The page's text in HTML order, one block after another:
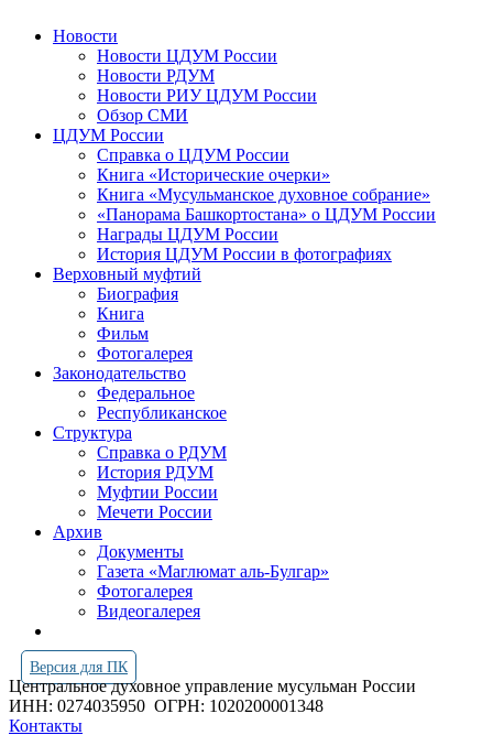
Новости
Новости ЦДУМ России
Новости РДУМ
Новости РИУ ЦДУМ России
Обзор СМИ
ЦДУМ России
Справка о ЦДУМ России
Книга «Исторические очерки»
Книга «Мусульманское духовное собрание»
«Панорама Башкортостана» о ЦДУМ России
Награды ЦДУМ России
История ЦДУМ России в фотографиях
Верховный муфтий
Биография
Книга
Фильм
Фотогалерея
Законодательство
Федеральное
Республиканское
Структура
Справка о РДУМ
История РДУМ
Муфтии России
Мечети России
Архив
Документы
Газета «Маглюмат аль-Булгар»
Фотогалерея
Видеогалерея
Версия для ПК
Центральное духовное управление мусульман России
ИНН: 0274035950 ОГРН: 1020200001348
Контакты